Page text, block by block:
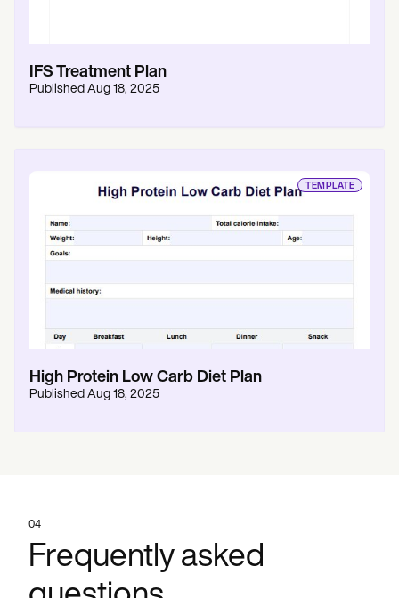
IFS Treatment Plan
Published Aug 18, 2025
TEMPLATE
High Protein Low Carb Diet Plan
Published Aug 18, 2025
04
Frequently asked